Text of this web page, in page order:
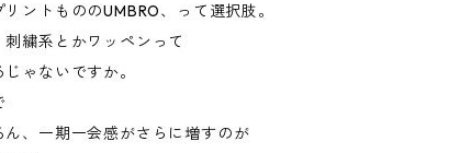
ントもののUMBRO、って選択肢。
繍系とかワッペンって
ゃないですか。
、一期一会感がさらに増すのが